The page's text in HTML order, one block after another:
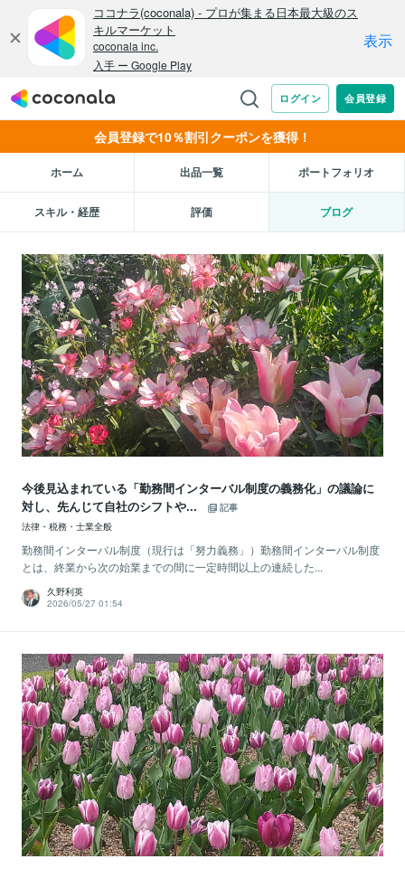
会員登録で10％割引クーポンを獲得！
ホーム 出品一覧 ポートフォリオ
スキル・経歴 評価 ブログ
今後見込まれている「勤務間インターバル制度の義務化」の議論に
対し、先んじて自社のシフトや...
記事
法律・税務・士業全般
勤務間インターバル制度（現行は「努力義務」）勤務間インターバル制度
とは、終業から次の始業までの間に一定時間以上の連続した...
久野利英
2026/05/27 01:54